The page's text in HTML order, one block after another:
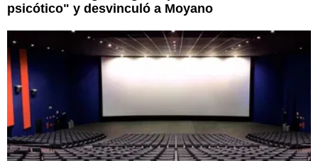
psicótico" y desvinculó a Moyano